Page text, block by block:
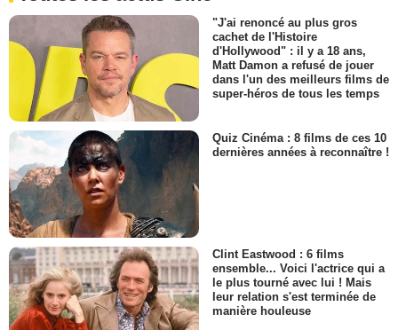
"J'ai renoncé au plus gros
cachet de l'Histoire
d'Hollywood" : il y a 18 ans,
Matt Damon a refusé de jouer
dans l'un des meilleurs films de
super-héros de tous les temps
Quiz Cinéma : 8 films de ces 10
dernières années à reconnaître !
Clint Eastwood : 6 films
ensemble... Voici l'actrice qui a
le plus tourné avec lui ! Mais
leur relation s'est terminée de
manière houleuse